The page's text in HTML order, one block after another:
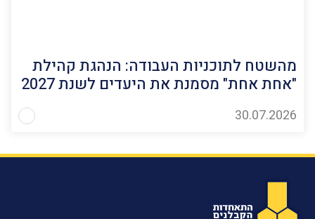
מהשטח לתוכניות העבודה: הנהגת קהילת
"אחת אחת" מסמנת את היעדים לשנת 2027
30.07.2026